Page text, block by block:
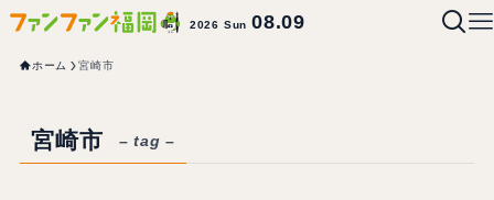
2026 Sun08.09
ホーム 宮崎市
宮崎市 – tag –